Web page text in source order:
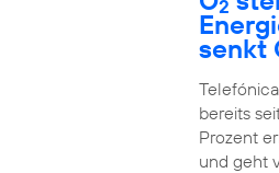
2
senkt
bereits
Prozent
und geht